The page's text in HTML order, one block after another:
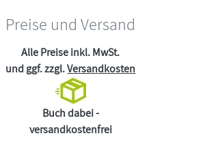
Preise und Versand
Alle Preise inkl. MwSt.
und ggf. zzgl.Versandkosten
Buch dabei -
versandkostenfrei